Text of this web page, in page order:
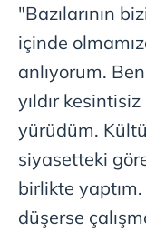
"Bazılarının
içinde
anlıyorum.
yıldır
yürüdüm.
siyasetteki
birlikte
düşerse